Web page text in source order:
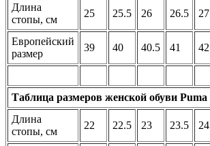
Длина
стопы, см
25 25.5 26 26.5 27
Европейский
размер
39 40 40.5 41 42
Таблица размеров женской обуви Puma
Длина
стопы, см
22 22.5 23 23.5 24